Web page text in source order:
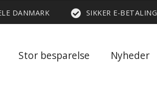
DANMARK SIKKER E-BETALING
Stor besparelse Nyheder